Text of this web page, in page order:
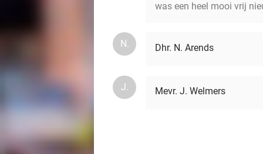
was een heel mooi vrij
N. Dhr. N. Arends
J. Mevr. J. Welmers